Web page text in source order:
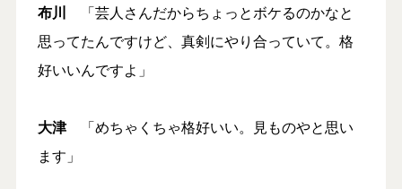
布川 「芸人さんだからちょっとボケるのかなと
思ってたんですけど、真剣にやり合っていて。格
好いいんですよ」
大津「めちゃくちゃ格好いい。見ものやと思い
ます」